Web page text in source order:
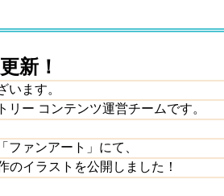
新！
います。
リー コンテンツ運営チームです。
ファンアート」にて、
のイラストを公開しました！